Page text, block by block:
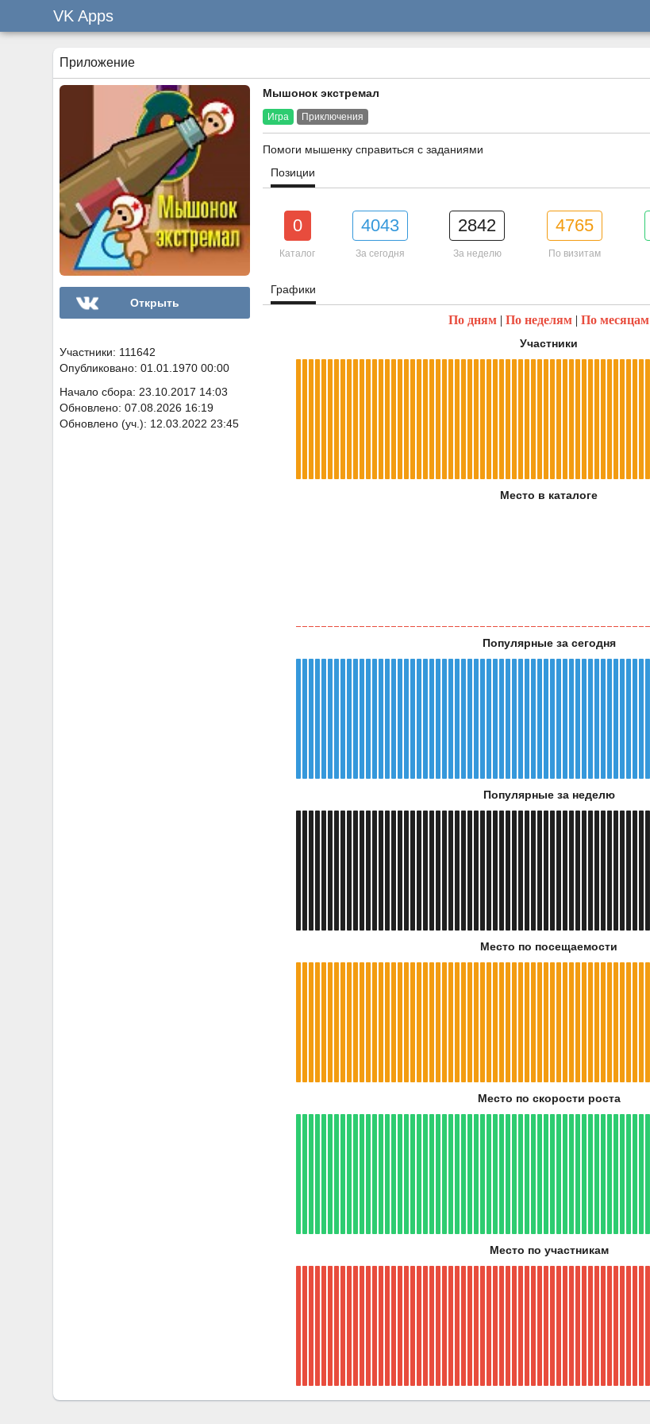
VK Apps
Приложение
Открыть
Участники: 111642
Опубликовано: 01.01.1970 00:00
Начало сбора: 23.10.2017 14:03
Обновлено: 07.08.2026 16:19
Обновлено (уч.): 12.03.2022 23:45
Мышонок экстремал
Игра Приключения
Помоги мышенку справиться с заданиями
Позиции
0
Каталог
4043
За сегодня
2842
За неделю
4765
По визитам
Графики
По дням |По неделям |По месяцам
Участники
Место в каталоге
Популярные за сегодня
Популярные за неделю
Место по посещаемости
Место по скорости роста
Место по участникам